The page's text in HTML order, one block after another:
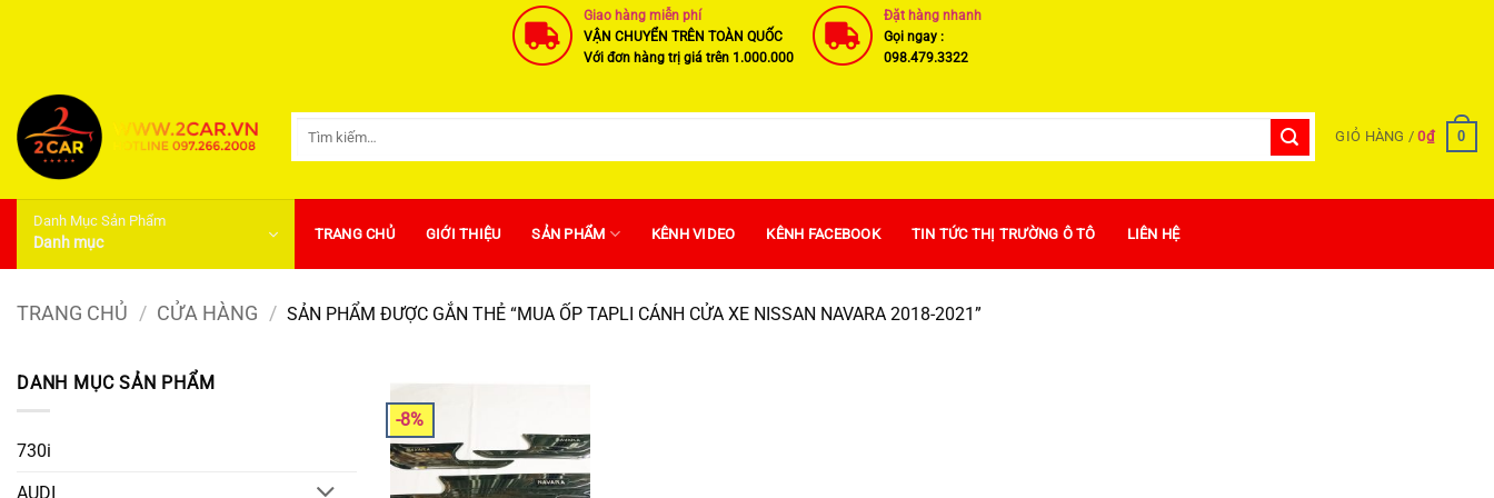
dung
Giao hàng miễn phí
VẬN CHUYỂN TRÊN TOÀN QUỐC
Với đơn hàng trị giá trên 1.000.000
Đặt hàng nhanh
Gọi ngay :
098.479.3322
GIỎ HÀNG /0₫ 0
Danh Mục Sản Phẩm
Danh mục TRANG CHỦ GIỚI THIỆU SẢN PHẨM KÊNH VIDEO KÊNH FACEBOOK TIN TỨC THỊ TRƯỜNG Ô TÔ LIÊN HỆ
TRANG CHỦ / CỬA HÀNG / SẢN PHẨM ĐƯỢC GẮN THẺ “MUA ỐP TAPLI CÁNH CỬA XE NISSAN NAVARA 2018-2021”
DANH MỤC SẢN PHẨM
730i
AUDI
-8%